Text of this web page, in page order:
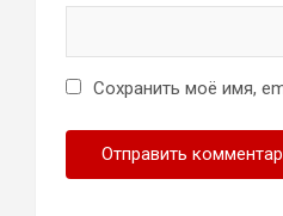
Сохранить моё имя,